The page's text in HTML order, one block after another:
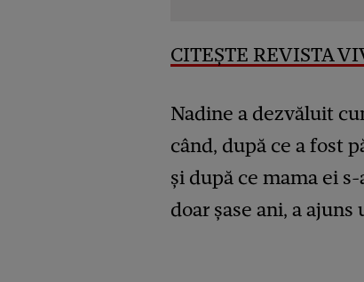
CITEȘTE REVISTA
Nadine a dezvăluit
când, după ce a fost
și după ce mama ei
doar șase ani, a